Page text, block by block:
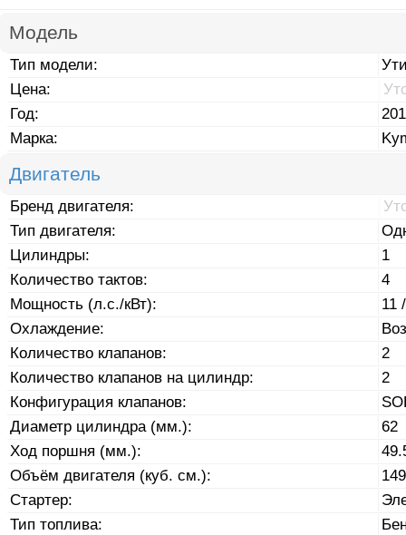
Модель
Тип модели:
Цена:
Год:
Марка:
Двигатель
Бренд двигателя:
Тип двигателя:
Цилиндры:
1
Количество тактов:
4
Мощность (л.с./кВт):
11
Охлаждение:
Количество клапанов:
2
Количество клапанов на цилиндр:
2
Конфигурация клапанов:
Диаметр цилиндра (мм.):
62
Ход поршня (мм.):
Объём двигателя (куб. см.):
149
Стартер:
Тип топлива: